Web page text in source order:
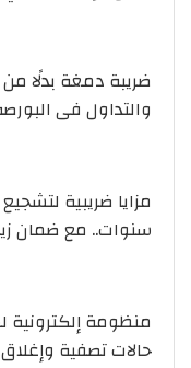
ضريبة دمغة بدلًا من
والتداول فى
سنوات.. مع ضمان
منظومة إلكترونية
حالات تصفية